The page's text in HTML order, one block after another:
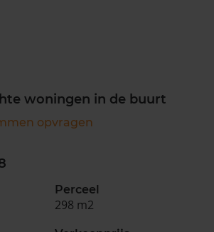
woningen in de buurt
opvragen
Perceel
298 m2